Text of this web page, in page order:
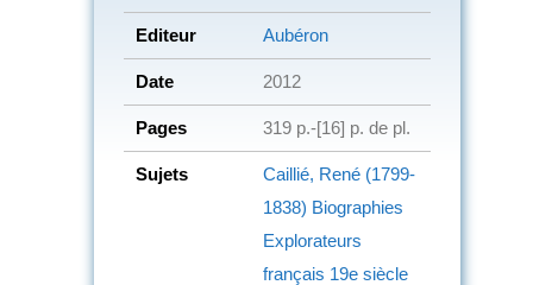
Editeur Aubéron
Date 2012
Pages 319 p.-[16] p. de pl.
Sujets
Caillié, René (1799-
1838) Biographies
Explorateurs
français 19e siècle